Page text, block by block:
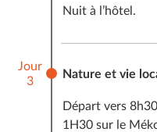
le programme
Tout autre service
Nuit à l’hôtel.
Jour
3
Nature et vie
Départ vers
1H30 sur le